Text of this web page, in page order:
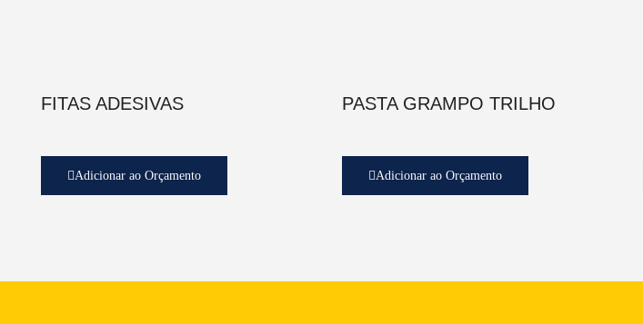
FITAS ADESIVAS
Adicionar ao Orçamento
PASTA GRAMPO TRILHO
Adicionar ao Orçamento